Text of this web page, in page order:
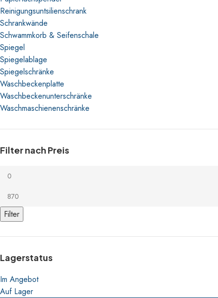
Reinigungsuntsilienschrank
Schrankwände
Schwammkorb & Seifenschale
Spiegel
Spiegelablage
Spiegelschränke
Waschbeckenplatte
Waschbeckenunterschränke
Waschmaschienenschränke
Filter nach Preis
Filter
Lagerstatus
Im Angebot
Auf Lager